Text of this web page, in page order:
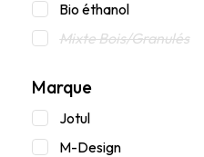
Bio éthanol
Mixte Bois/Granulés
Marque
Jotul
M-Design